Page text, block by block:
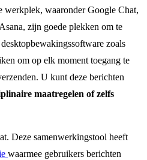
werkplek, waaronder Google Chat,
zijn goede plekken om te
zoals
om op elk moment toegang te
U kunt deze berichten
maatregelen of zelfs
Deze samenwerkingstool heeft
waarmee gebruikers berichten